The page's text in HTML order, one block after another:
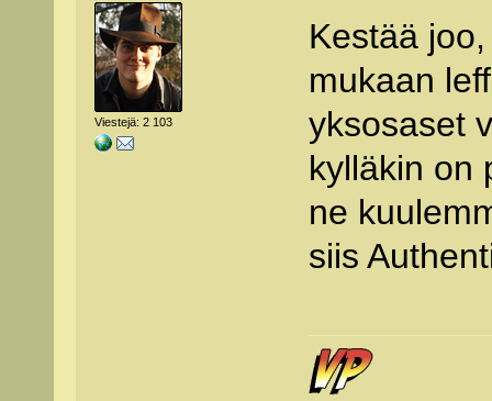
Viestejä: 2 103
Kestää
mukaan
yksosaset
kylläkin on
ne
siis